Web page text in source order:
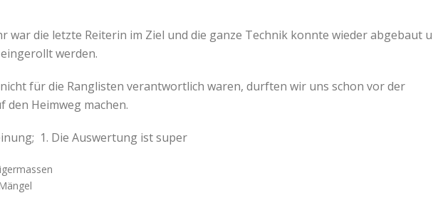
war die letzte Reiterin im Ziel und die ganze Technik konnte wieder abgebaut
werden.
für die Ranglisten verantwortlich waren, durften wir uns schon vor der
den Heimweg machen.
1. Die Auswertung ist super